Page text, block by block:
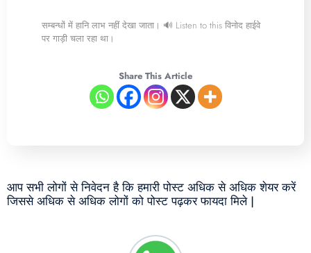
सम्बन्धों में हानि लाभ नहीं देखा जाता। 🔊 Listen to this विनोद हाईवे
पर गाड़ी चला रहा था।
Share This Article
आप सभी लोगों से निवेदन है कि हमारी पोस्ट अधिक से अधिक शेयर करें
जिससे अधिक से अधिक लोगों को पोस्ट पढ़कर फायदा मिले |